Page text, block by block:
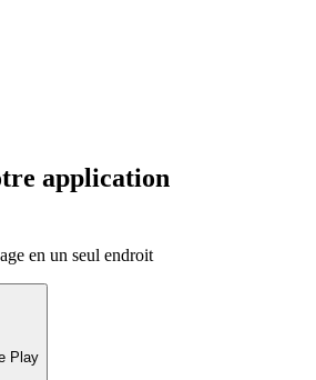
application
en un seul endroit
Play